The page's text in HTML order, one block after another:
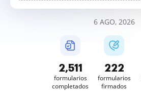
6 AGO, 2026
2,512
formularios
completados
222
formularios
firmados